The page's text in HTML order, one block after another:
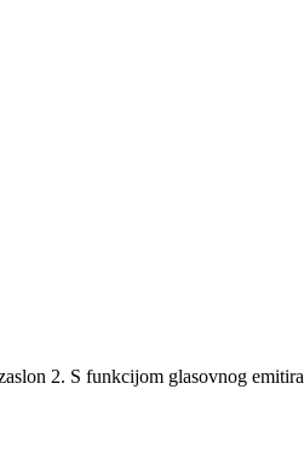
2. S funkcijom glasovnog